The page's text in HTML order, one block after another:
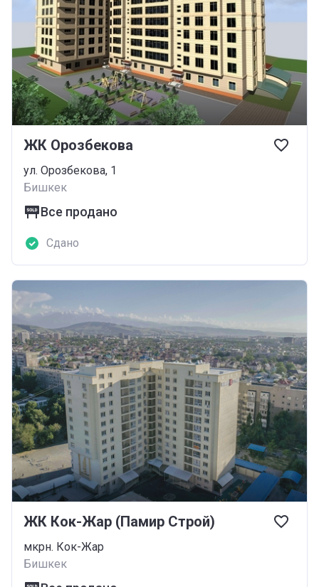
ЖК Орозбекова
ул. Орозбекова, 1
Бишкек
Все продано
Сдано
ЖК Кок-Жар (Памир Строй)
мкрн. Кок-Жар
Бишкек